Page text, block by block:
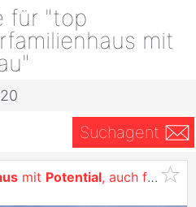
für "top
mit
Suchagent
mit Potential, auch für Bauträger geeignet!!!